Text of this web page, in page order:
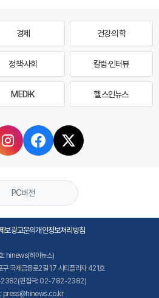
경제 건강·의학
정책·사회 칼럼·인터뷰
MEDI·K 헬스인뉴스
PC버전
보광고문의개인정보처리방침
: hinews(하이뉴스)
구 국제금융로2길 17 시티플라자 421호
2382(편집국: 02-782-2382)
: press@hinews.co.kr